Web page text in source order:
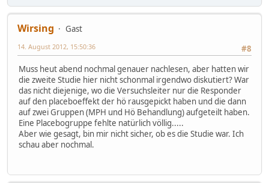
Wirsing
Gast
#8
14. August 2012, 15:50:36
Muss heut abend nochmal genauer nachlesen, aber hatten wir
die zweite Studie hier nicht schonmal irgendwo diskutiert? War
das nicht diejenige, wo die Versuchsleiter nur die Responder
auf den placeboeffekt der hö rausgepickt haben und die dann
auf zwei Gruppen (MPH und Hö Behandlung) aufgeteilt haben.
Eine Placebogruppe fehlte natürlich völlig.....
Aber wie gesagt, bin mir nicht sicher, ob es die Studie war. Ich
schau aber nochmal.